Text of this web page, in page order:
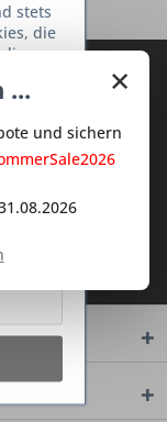
aus
×
...
und sichern
stets
die
mit